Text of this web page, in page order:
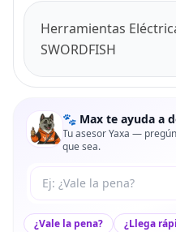
Herramientas
SWORDFISH
🐾 Max te ayuda a
Tu asesor Yaxa —
que sea.
Tu pregunta a Max
¿Vale la pena? ¿Llega